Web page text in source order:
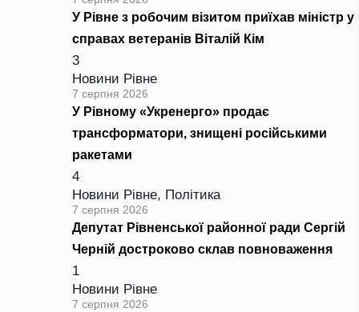
У Рівне з робочим візитом приїхав міністр у
справах ветеранів Віталій Кім
3
Новини Рівне
7 серпня 2026
У Рівному «Укренерго» продає
трансформатори, знищені російськими
ракетами
4
Новини Рівне, Політика
7 серпня 2026
Депутат Рівненської районної ради Сергій
Черній достроково склав повноваження
1
Новини Рівне
7 серпня 2026